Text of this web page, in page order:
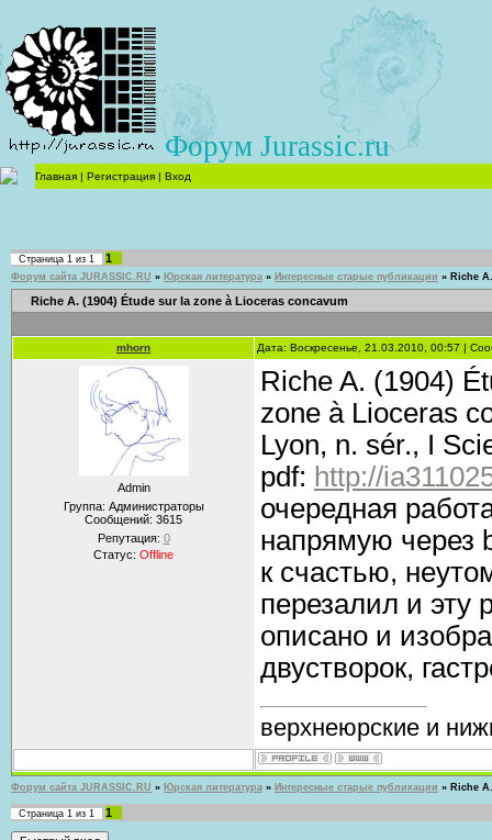
Форум Jurassic.ru
Главная | Регистрация | Вход
Страница 1 из 1 1
Форум сайта JURASSIC.RU » Юрская литература » Интересные старые публикации » Riche
Riche A. (1904) Étude sur la zone à Lioceras concavum
mhorn Дата: Воскресенье, 21.03.2010, 00:57 |
Admin
Группа: Администраторы
Сообщений: 3615
Репутация: 0
Статус: Offline
Riche A. (1904)
zone à Lioceras
Lyon, n. sér., I
pdf: http://
очередная
напрямую через
к счастью,
перезалил и эту
описано и
двустворок,
верхнеюрские и
Форум сайта JURASSIC.RU » Юрская литература » Интересные старые публикации » Riche
Страница 1 из 1 1